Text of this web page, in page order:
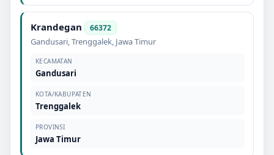
Krandegan 66372
Gandusari,Trenggalek, Jawa Timur
KECAMATAN
Gandusari
KOTA/KABUPATEN
Trenggalek
PROVINSI
Jawa Timur